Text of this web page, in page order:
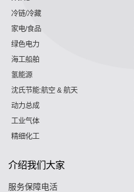
冷链/冷藏
家电/食品
绿色电力
海工船舶
氢能源
沈氏节能:航空 & 航天
动力总成
工业气体
精细化工
介绍我们大家
服务保障电活